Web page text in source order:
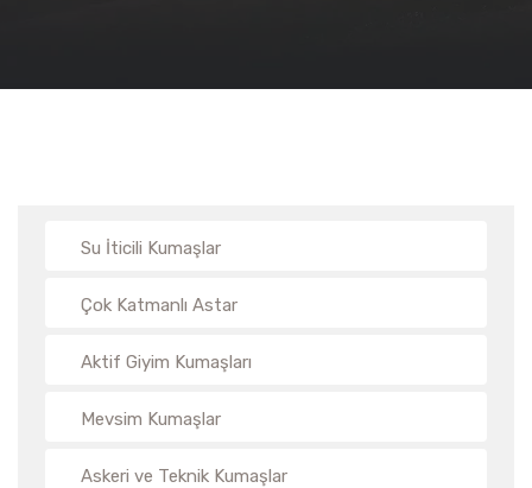
Su İticili Kumaşlar
Çok Katmanlı Astar
Aktif Giyim Kumaşları
Mevsim Kumaşlar
Askeri ve Teknik Kumaşlar